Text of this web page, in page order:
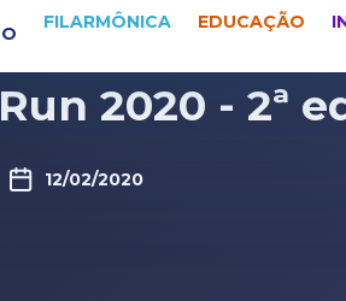
FILARMÔNICA EDUCAÇÃO
global Vídeos
2020 - 2ª
12/02/2020